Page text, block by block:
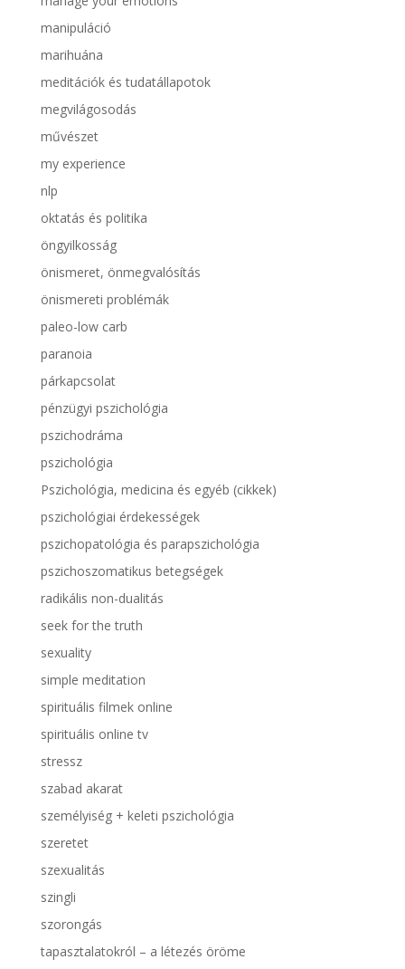
manipuláció
marihuána
meditációk és tudatállapotok
megvilágosodás
művészet
my experience
nlp
oktatás és politika
öngyilkosság
önismeret, önmegvalósítás
önismereti problémák
paleo-low carb
paranoia
párkapcsolat
pénzügyi pszichológia
pszichodráma
pszichológia
Pszichológia, medicina és egyéb (cikkek)
pszichológiai érdekességek
pszichopatológia és parapszichológia
pszichoszomatikus betegségek
radikális non-dualitás
seek for the truth
sexuality
simple meditation
spirituális filmek online
spirituális online tv
stressz
szabad akarat
személyiség + keleti pszichológia
szeretet
szexualitás
szingli
szorongás
tapasztalatokról – a létezés öröme